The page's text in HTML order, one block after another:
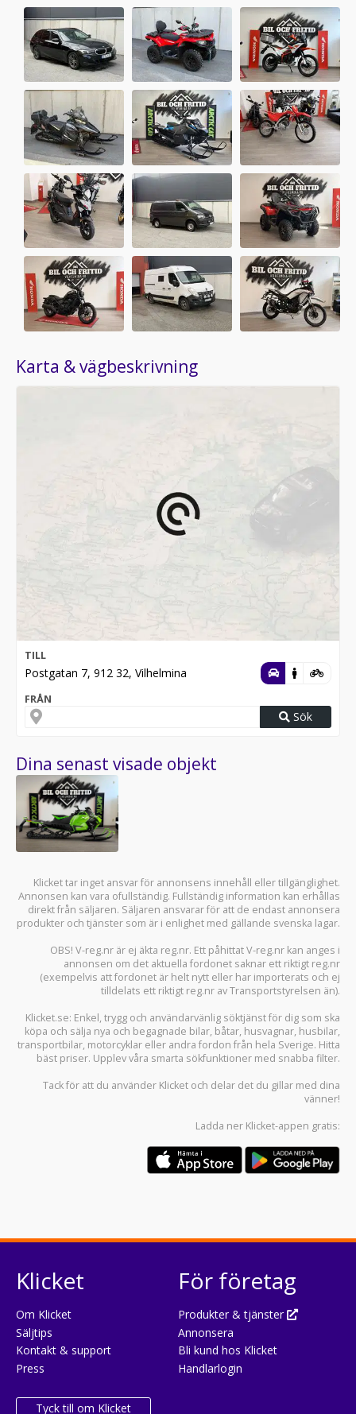
Karta & vägbeskrivning
TILL
Postgatan 7, 912 32, Vilhelmina
FRÅN
Sök
Dina senast visade objekt
Klicket tar inget ansvar för annonsens innehåll eller tillgänglighet.
Annonsen kan vara ofullständig. Fullständig information kan erhållas
direkt från säljaren. Säljaren ansvarar för att de endast annonsera
produkter och tjänster som är i enlighet med gällande svenska lagar.
OBS! V-reg.nr är ej äkta reg.nr. Ett påhittat V-reg.nr kan anges i
annonsen om det aktuella fordonet saknar ett riktigt reg.nr
(exempelvis att fordonet är helt nytt eller har importerats och ej
tilldelats ett riktigt reg.nr av Transportstyrelsen än).
Klicket.se: Enkel, trygg och användarvänlig söktjänst för dig som ska
köpa och sälja nya och begagnade bilar, båtar, husvagnar, husbilar,
transportbilar, motorcyklar eller andra fordon från hela Sverige. Hitta
bäst priser. Upplev våra smarta sökfunktioner med snabba filter.
Tack för att du använder Klicket och delar det du gillar med dina
vänner!
Ladda ner Klicket-appen gratis:
Klicket
Om Klicket
Säljtips
Kontakt & support
Press
Tyck till om Klicket
För företag
Produkter & tjänster
Annonsera
Bli kund hos Klicket
Handlarlogin